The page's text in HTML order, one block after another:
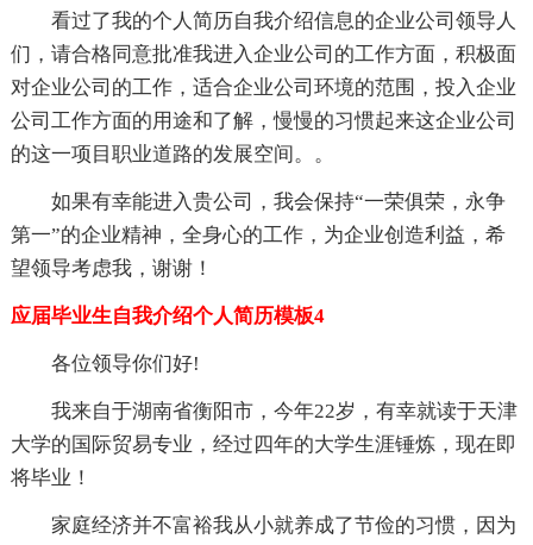
看过了我的个人简历自我介绍信息的企业公司领导人
们，请合格同意批准我进入企业公司的工作方面，积极面
对企业公司的工作，适合企业公司环境的范围，投入企业
公司工作方面的用途和了解，慢慢的习惯起来这企业公司
的这一项目职业道路的发展空间。。
如果有幸能进入贵公司，我会保持“一荣俱荣，永争
第一”的企业精神，全身心的工作，为企业创造利益，希
望领导考虑我，谢谢！
应届毕业生自我介绍个人简历模板4
各位领导你们好!
我来自于湖南省衡阳市，今年22岁，有幸就读于天津
大学的国际贸易专业，经过四年的大学生涯锤炼，现在即
将毕业！
家庭经济并不富裕我从小就养成了节俭的习惯，因为